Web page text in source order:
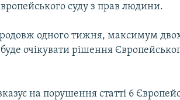
суду з прав людини.
одного тижня, максимум двох,
очікувати рішення
на порушення статті 6